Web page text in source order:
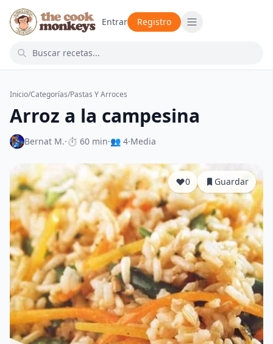
Entrar Registro
Inicio/Categorías/Pastas Y Arroces
Arroz a la campesina
Bernat M.·⏱ 60 min·👥 4·Media
0 Guardar